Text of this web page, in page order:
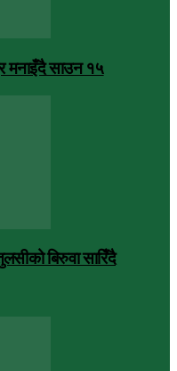
मनाइँदै साउन १५
बिरुवा सारिँदै